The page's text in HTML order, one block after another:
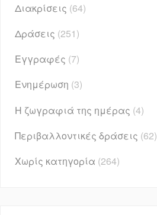
Διακρίσεις (64)
Δράσεις (251)
Εγγραφές (7)
Ενημέρωση (3)
Η ζωγραφιά της ημέρας (4)
Περιβαλλοντικές δράσεις (62)
Χωρίς κατηγορία (264)